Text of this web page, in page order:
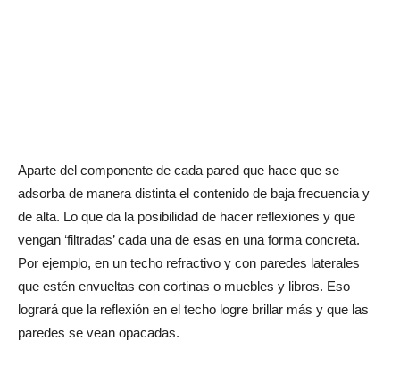
Aparte del componente de cada pared que hace que se
adsorba de manera distinta el contenido de baja frecuencia y
de alta. Lo que da la posibilidad de hacer reflexiones y que
vengan ‘filtradas’ cada una de esas en una forma concreta.
Por ejemplo, en un techo refractivo y con paredes laterales
que estén envueltas con cortinas o muebles y libros. Eso
logrará que la reflexión en el techo logre brillar más y que las
paredes se vean opacadas.